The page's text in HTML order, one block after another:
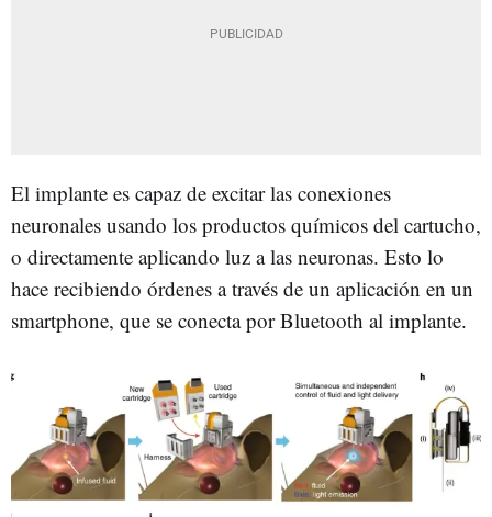
El implante es capaz de excitar las conexiones
neuronales usando los productos químicos del cartucho,
o directamente aplicando luz a las neuronas. Esto lo
hace recibiendo órdenes a través de un aplicación en un
smartphone, que se conecta por Bluetooth al implante.